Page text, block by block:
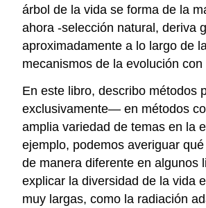
árbol de la vida se forma de la
ahora -selección natural, deriva
aproximadamente a lo largo de
mecanismos de la evolución
En este libro, describo métodos
exclusivamente— en métodos
amplia variedad de temas en la
ejemplo, podemos averiguar
de manera diferente en algunos
explicar la diversidad de la vida
muy largas, como la radiación